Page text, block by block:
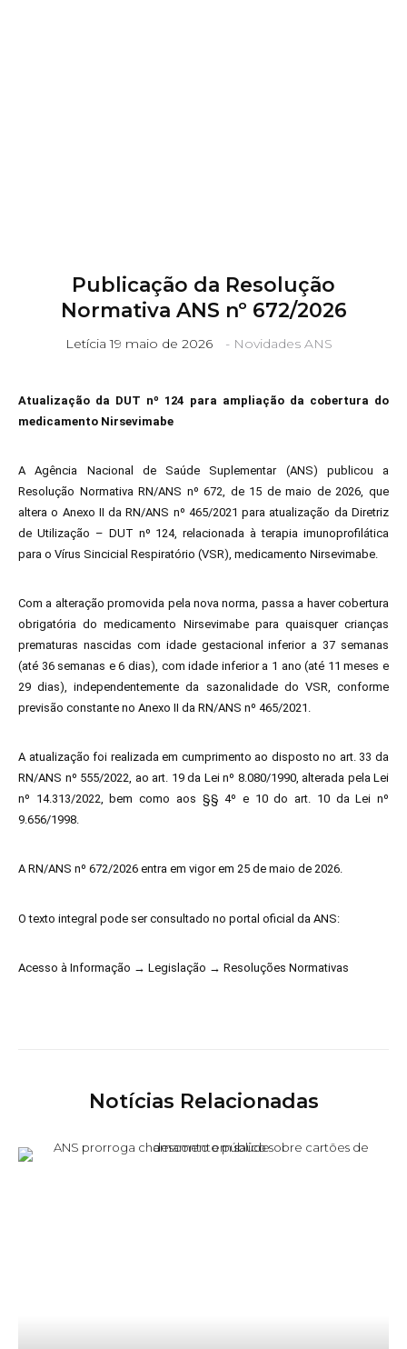
Publicação da Resolução
Normativa ANS nº 672/2026
Letícia 19 maio de 2026 - Novidades ANS
Atualização da DUT nº 124 para ampliação da cobertura do
medicamento Nirsevimabe
A Agência Nacional de Saúde Suplementar (ANS) publicou a
Resolução Normativa RN/ANS nº 672, de 15 de maio de 2026, que
altera o Anexo II da RN/ANS nº 465/2021 para atualização da Diretriz
de Utilização – DUT nº 124, relacionada à terapia imunoprofilática
para o Vírus Sincicial Respiratório (VSR), medicamento Nirsevimabe.
Com a alteração promovida pela nova norma, passa a haver cobertura
obrigatória do medicamento Nirsevimabe para quaisquer crianças
prematuras nascidas com idade gestacional inferior a 37 semanas
(até 36 semanas e 6 dias), com idade inferior a 1 ano (até 11 meses e
29 dias), independentemente da sazonalidade do VSR, conforme
previsão constante no Anexo II da RN/ANS nº 465/2021.
A atualização foi realizada em cumprimento ao disposto no art. 33 da
RN/ANS nº 555/2022, ao art. 19 da Lei nº 8.080/1990, alterada pela Lei
nº 14.313/2022, bem como aos §§ 4º e 10 do art. 10 da Lei nº
9.656/1998.
A RN/ANS nº 672/2026 entra em vigor em 25 de maio de 2026.
O texto integral pode ser consultado no portal oficial da ANS:
Acesso à Informação → Legislação → Resoluções Normativas
Notícias Relacionadas